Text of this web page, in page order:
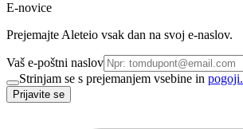
E-novice
Prejemajte Aleteio vsak dan na svoj e-naslov.
Vaš e-poštni naslov
Strinjam se s prejemanjem vsebine in pogoji.
Prijavite se